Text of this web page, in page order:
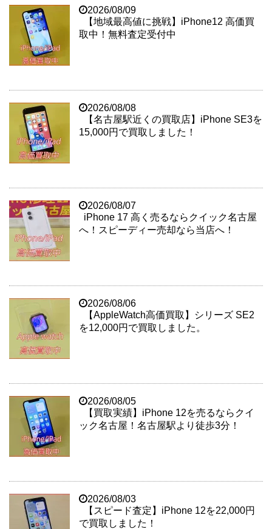
2026/08/09
【地域最高値に挑戦】iPhone12 高価買
取中！無料査定受付中
2026/08/08
【名古屋駅近くの買取店】iPhone SE3を
15,000円で買取しました！
2026/08/07
iPhone 17 高く売るならクイック名古屋
へ！スピーディー売却なら当店へ！
2026/08/06
【AppleWatch高価買取】シリーズ SE2
を12,000円で買取しました。
2026/08/05
【買取実績】iPhone 12を売るならクイ
ック名古屋！名古屋駅より徒歩3分！
2026/08/03
【スピード査定】iPhone 12を22,000円
で買取しました！